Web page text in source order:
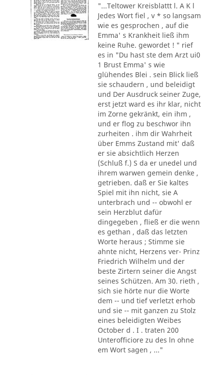
"...Teltower Kreisblattt l. A K l
Jedes Wort fiel , v * so langsam
wie es gesprochen , auf die
Emma' s Krankheit ließ ihm
keine Ruhe. gewordet ! " rief
es in "Du hast ste dem Arzt ui0
1 Brust Emma' s wie
glühendes Blei . sein Blick ließ
sie schaudern , und beleidigt
und Der Ausdruck seiner Zuge,
erst jetzt ward es ihr klar, nicht
im Zorne gekränkt, ein ihm ,
und er flog zu beschwor ihn
zurheiten . ihm dir Wahrheit
über Emms Zustand mit' daß
er sie absichtlich Herzen
(Schluß f.) S da er unedel und
ihrem warwen gemein denke ,
getrieben. daß er Sie kaltes
Spiel mit ihn nicht, sie A
unterbrach und -- obwohl er
sein Herzblut dafür
dingegeben , fließ er die wenn
es gethan , daß das letzten
Worte heraus ; Stimme sie
ahnte nicht, Herzens ver- Prinz
Friedrich Wilhelm und der
beste Zirtern seiner die Angst
seines Schützen. Am 30. rieth ,
sich sie hörte nur die Worte
dem -- und tief verletzt erhob
und sie -- mit ganzen zu Stolz
eines beleidigten Weibes
October d . I . traten 200
Unterofficiore zu des ln ohne
em Wort sagen , ..."